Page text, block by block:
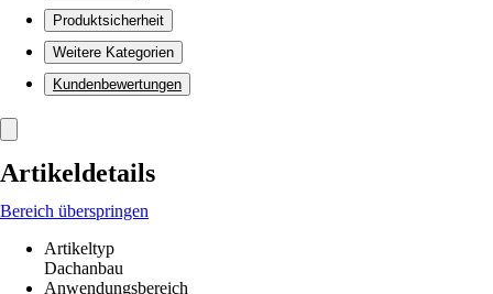
Produktsicherheit
Weitere Kategorien
Kundenbewertungen
Artikeldetails
Bereich überspringen
Artikeltyp
Dachanbau
Anwendungsbereich